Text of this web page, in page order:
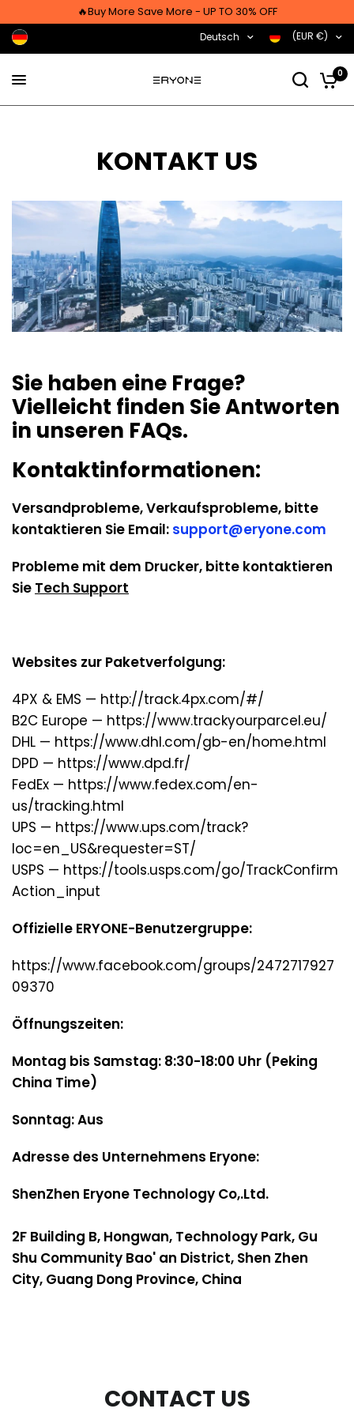
🔥Buy More Save More - UP TO 30% OFF
Deutsch (EUR €)
0
KONTAKT US
Sie haben eine Frage?
Vielleicht finden Sie Antworten
in unseren FAQs.
Kontaktinformationen:
Versandprobleme, Verkaufsprobleme, bitte
kontaktieren Sie Email: support@eryone.com
Probleme mit dem Drucker, bitte kontaktieren
Sie Tech Support
Websites zur Paketverfolgung:
4PX & EMS — http://track.4px.com/#/
B2C Europe — https://www.trackyourparcel.eu/
DHL — https://www.dhl.com/gb-en/home.html
DPD — https://www.dpd.fr/
FedEx — https://www.fedex.com/en-
us/tracking.html
UPS — https://www.ups.com/track?
loc=en_US&requester=ST/
USPS — https://tools.usps.com/go/TrackConfirm
Action_input
Offizielle ERYONE-Benutzergruppe:
https://www.facebook.com/groups/2472717927
09370
Öffnungszeiten:
Montag bis Samstag: 8:30-18:00 Uhr (Peking
China Time)
Sonntag: Aus
Adresse des Unternehmens Eryone:
ShenZhen Eryone Technology Co,.Ltd.
2F Building B, Hongwan, Technology Park, Gu
Shu Community Bao' an District, Shen Zhen
City, Guang Dong Province, China
CONTACT US